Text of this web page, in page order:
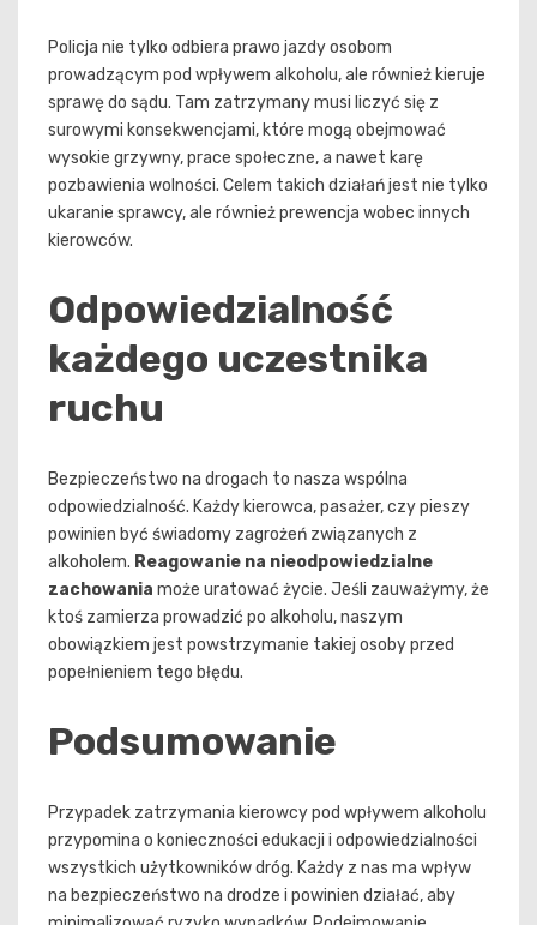
Policja nie tylko odbiera prawo jazdy osobom
prowadzącym pod wpływem alkoholu, ale również kieruje
sprawę do sądu. Tam zatrzymany musi liczyć się z
surowymi konsekwencjami, które mogą obejmować
wysokie grzywny, prace społeczne, a nawet karę
pozbawienia wolności. Celem takich działań jest nie tylko
ukaranie sprawcy, ale również prewencja wobec innych
kierowców.
Odpowiedzialność
każdego uczestnika
ruchu
Bezpieczeństwo na drogach to nasza wspólna
odpowiedzialność. Każdy kierowca, pasażer, czy pieszy
powinien być świadomy zagrożeń związanych z
alkoholem. Reagowanie na nieodpowiedzialne
zachowania może uratować życie. Jeśli zauważymy, że
ktoś zamierza prowadzić po alkoholu, naszym
obowiązkiem jest powstrzymanie takiej osoby przed
popełnieniem tego błędu.
Podsumowanie
Przypadek zatrzymania kierowcy pod wpływem alkoholu
przypomina o konieczności edukacji i odpowiedzialności
wszystkich użytkowników dróg. Każdy z nas ma wpływ
na bezpieczeństwo na drodze i powinien działać, aby